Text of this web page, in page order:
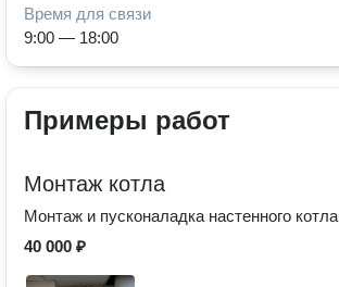
Время для связи
9:00 — 18:00
Примеры работ
Монтаж котла
Монтаж и пусконаладка настенного котла
40 000 ₽